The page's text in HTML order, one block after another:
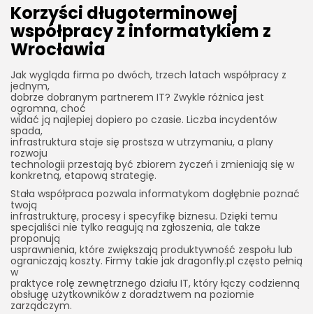
Korzyści długoterminowej
współpracy z informatykiem z
Wrocławia
Jak wygląda firma po dwóch, trzech latach współpracy z
jednym,
dobrze dobranym partnerem IT? Zwykle różnica jest
ogromna, choć
widać ją najlepiej dopiero po czasie. Liczba incydentów
spada,
infrastruktura staje się prostsza w utrzymaniu, a plany
rozwoju
technologii przestają być zbiorem życzeń i zmieniają się w
konkretną, etapową strategię.
Stała współpraca pozwala informatykom dogłębnie poznać
twoją
infrastrukturę, procesy i specyfikę biznesu. Dzięki temu
specjaliści nie tylko reagują na zgłoszenia, ale także
proponują
usprawnienia, które zwiększają produktywność zespołu lub
ograniczają koszty. Firmy takie jak dragonfly.pl często pełnią
w
praktyce rolę zewnętrznego działu IT, który łączy codzienną
obsługę użytkowników z doradztwem na poziomie
zarządczym.